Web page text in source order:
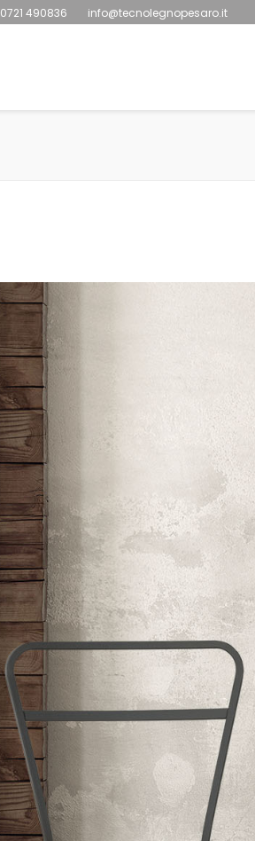
0721 490836 info@tecnolegnopesaro.it